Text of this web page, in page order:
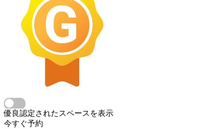
優良認定されたスペースを表示
今すぐ予約